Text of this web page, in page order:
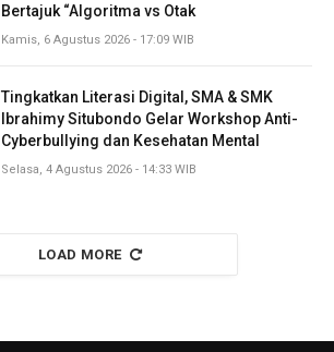
Bertajuk “Algoritma vs Otak
Kamis, 6 Agustus 2026 - 17:09 WIB
Tingkatkan Literasi Digital, SMA & SMK
Ibrahimy Situbondo Gelar Workshop Anti-
Cyberbullying dan Kesehatan Mental
Selasa, 4 Agustus 2026 - 14:33 WIB
LOAD MORE